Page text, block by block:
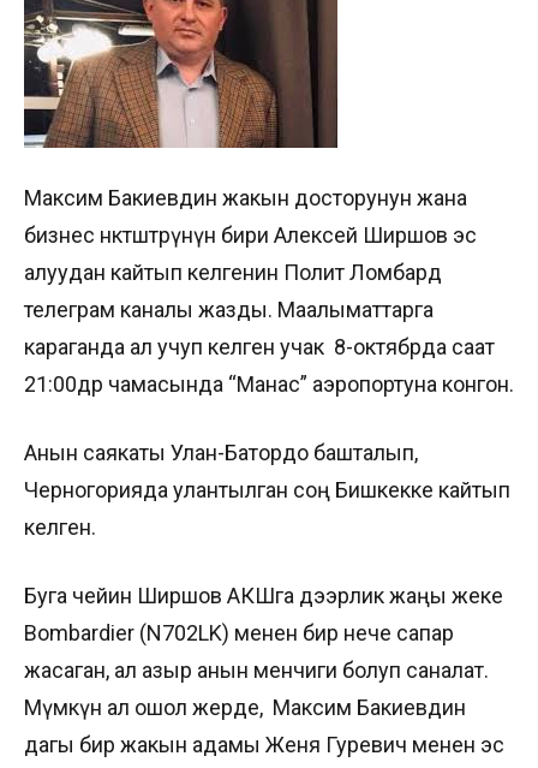
Максим Бакиевдин жакын досторунун жана
бизнес өнөктөштөрүнүн бири Алексей Ширшов эс
алуудан кайтып келгенин Полит Ломбард
телеграм каналы жазды. Маалыматтарга
караганда ал учуп келген учак 8-октябрда саат
21:00дөр чамасында “Манас” аэропортуна конгон.
Анын саякаты Улан-Батордо башталып,
Черногорияда улантылган соң Бишкекке кайтып
келген.
Буга чейин Ширшов АКШга дээрлик жаңы жеке
Bombardier (N702LK) менен бир нече сапар
жасаган, ал азыр анын менчиги болуп саналат.
Мүмкүн ал ошол жерде, Максим Бакиевдин
дагы бир жакын адамы Женя Гуревич менен эс